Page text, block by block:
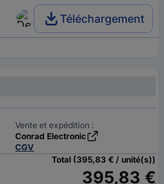
Téléchargement
Vente et expédition :
Conrad Electronic
CGV
Total (395,83 € / unité(s))
395,83 €